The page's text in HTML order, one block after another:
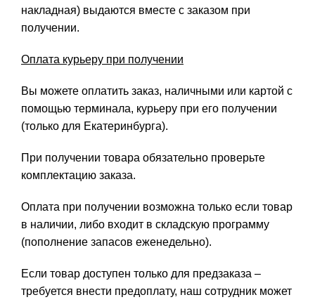
накладная) выдаются вместе с заказом при
получении.
Оплата курьеру при получении
Вы можете оплатить заказ, наличными или картой с
помощью терминала, курьеру при его получении
(только для Екатеринбурга).
При получении товара обязательно проверьте
комплектацию заказа.
Оплата при получении возможна только если товар
в наличии, либо входит в складскую программу
(пополнение запасов еженедельно).
Если товар доступен только для предзаказа –
требуется внести предоплату, наш сотрудник может